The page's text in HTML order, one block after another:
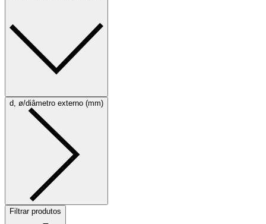
d, ø/diâmetro externo (mm)
Filtrar produtos